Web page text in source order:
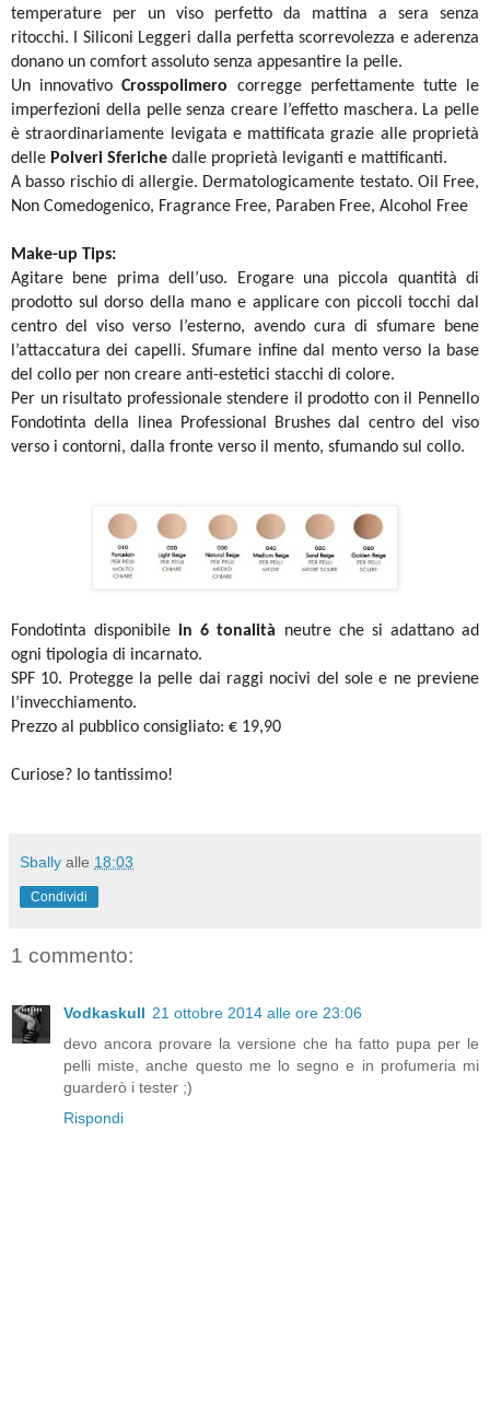
temperature per un viso perfetto da mattina a sera senza
ritocchi.
I Siliconi Leggeri dalla perfetta scorrevolezza e aderenza
donano un comfort assoluto senza appesantire la pelle.
Un innovativoCrosspolimero corregge perfettamente tutte le
imperfezioni della pelle senza creare l’effetto maschera. La pelle
è straordinariamente levigata e mattificata grazie alle proprietà
delle Polveri Sferiche dalle proprietà leviganti e mattificanti.
A basso rischio di allergie. Dermatologicamente testato. Oil Free,
Non Comedogenico, Fragrance Free, Paraben Free, Alcohol Free
Make-up Tips:
Agitare bene prima dell’uso.
Erogare una piccola quantità di
prodotto sul dorso della mano e applicare con piccoli tocchi dal
centro del viso verso l’esterno, avendo cura di sfumare bene
l’attaccatura dei capelli.Sfumare infine dal mento verso la base
del collo per non creare anti-estetici stacchi di colore.
Per un risultato professionale stendere il prodotto con il Pennello
Fondotinta della linea
Professional Brushes dal centro del viso
verso i contorni, dalla fronte verso il mento, sfumando sul collo.
Fondotinta disponibile in 6 tonalità neutre che si adattano ad
ogni tipologia di incarnato.
SPF 10. Protegge la pelle dai raggi nocivi del sole e ne previene
l’invecchiamento.
Prezzo al pubblico consigliato: € 19,90
Curiose? Io tantissimo!
Sbally alle 18:03
Condividi
1 commento:
Vodkaskull 21 ottobre 2014 alle ore 23:06
devo ancora provare la versione che ha fatto pupa per le
pelli miste, anche questo me lo segno e in profumeria mi
guarderò i tester ;)
Rispondi